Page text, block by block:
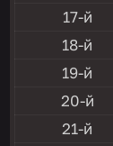
17-й
18-й
19-й
20-й
21-й